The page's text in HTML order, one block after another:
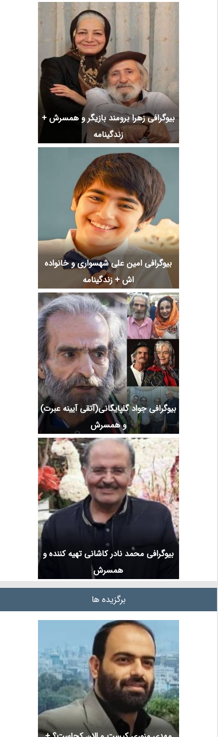
بیوگرافی زهرا برومند بازیگر و همسرش +
زندگینامه
بیوگرافی امین علی شهسواری و خانواده
اش + زندگینامه
بیوگرافی جواد گلپایگانی(آتقی آیینه عبرت)
و همسرش
بیوگرافی محمد نادر کاشانی تهیه کننده و
همسرش
برگزیده ها